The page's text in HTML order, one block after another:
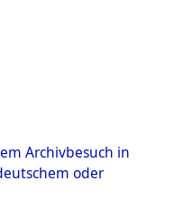
Archivbesuch in
oder